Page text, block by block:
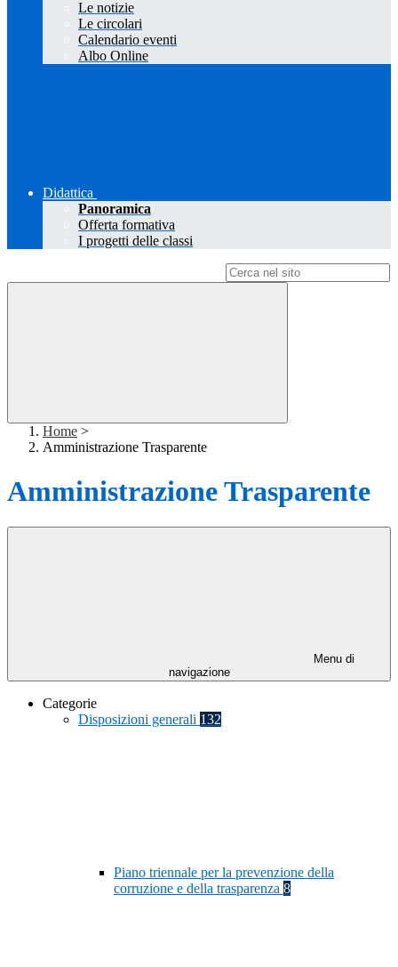
Le notizie
Le circolari
Calendario eventi
Albo Online
Didattica
Panoramica
Offerta formativa
I progetti delle classi
Home >
Amministrazione Trasparente
Amministrazione Trasparente
Menu di
navigazione
Categorie
Disposizioni generali 132
Piano triennale per la prevenzione della
corruzione e della trasparenza 8